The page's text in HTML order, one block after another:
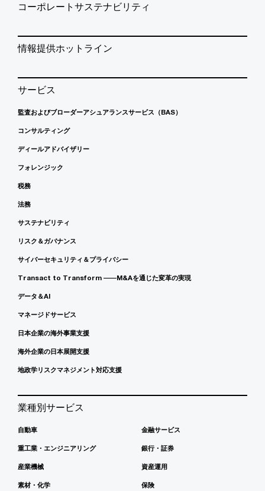
コーポレートサステナビリティ
情報提供ホットライン
サービス
監査およびブローダーアシュアランスサービス（BAS）
コンサルティング
ディールアドバイザリー
フォレンジック
税務
法務
サステナビリティ
リスク＆ガバナンス
サイバーセキュリティ＆プライバシー
Transact to Transform ――M&Aを通じた変革の実現
データ＆AI
マネージドサービス
日本企業の海外事業支援
海外企業の日本展開支援
地政学リスクマネジメント対応支援
業種別サービス
自動車
重工業・エンジニアリング
産業機械
素材・化学
金融サービス
銀行・証券
資産運用
保険